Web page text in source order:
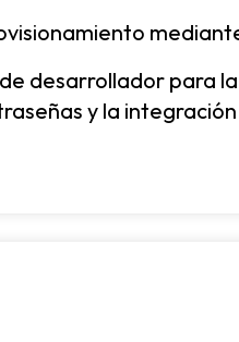
desarrollador para
y la